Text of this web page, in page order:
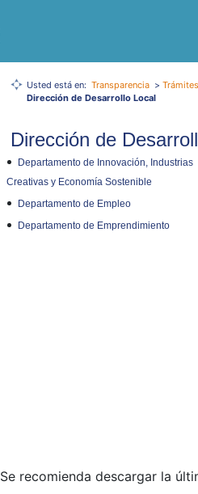
Usted está en: Transparencia >
Dirección de Desarrollo Local
Dirección de
Departamento de Innovación, Industrias
Creativas y Economía Sostenible
Departamento de Empleo
Departamento de Emprendimiento
Se recomienda descargar la